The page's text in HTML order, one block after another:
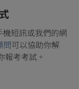
短訊或我們的網
問可以協助你解
報考考試。